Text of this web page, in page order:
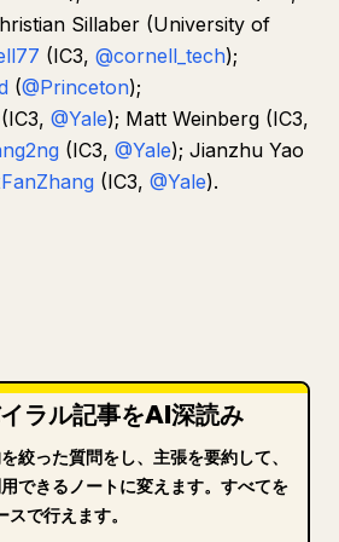
Sillaber (University of
(IC3, @cornell_tech);
(@Princeton);
(IC3, @Yale); Matt Weinberg (IC3,
(IC3, @Yale); Jianzhu Yao
(IC3, @Yale).
ラル記事をAI深読み
絞った質問をし、主張を要約して、
できるノートに変えます。すべてを
で行えます。